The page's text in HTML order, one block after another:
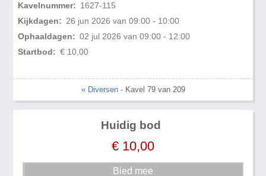
Kavelnummer: 1627-115
Kijkdagen: 26 jun 2026 van 09:00 - 10:00
Ophaaldagen: 02 jul 2026 van 09:00 - 12:00
Startbod: € 10,00
« Diversen- Kavel 79 van 209
Huidig bod
€ 10,00